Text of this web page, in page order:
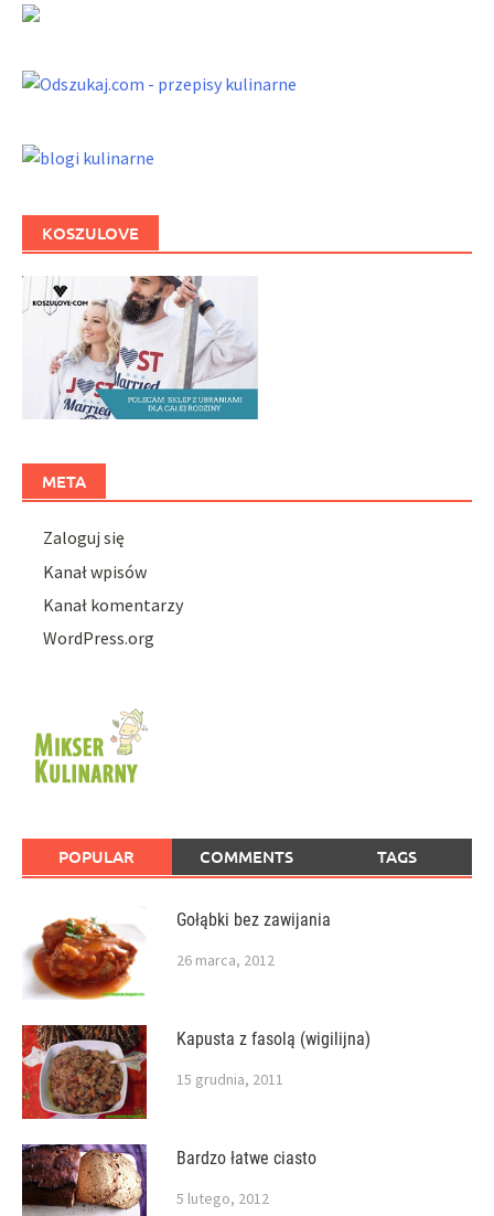
KOSZULOVE
META
Zaloguj się
Kanał wpisów
Kanał komentarzy
WordPress.org
POPULAR COMMENTS TAGS
Gołąbki bez zawijania
26 marca, 2012
Kapusta z fasolą (wigilijna)
15 grudnia, 2011
Bardzo łatwe ciasto
5 lutego, 2012